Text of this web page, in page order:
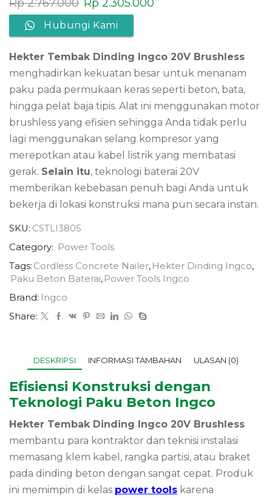
Hubungi Kami
Hekter Tembak Dinding Ingco 20V Brushless
menghadirkan kekuatan besar untuk menanam
paku pada permukaan keras seperti beton, bata,
hingga pelat baja tipis. Alat ini menggunakan motor
brushless yang efisien sehingga Anda tidak perlu
lagi menggunakan selang kompresor yang
merepotkan atau kabel listrik yang membatasi
gerak. Selain itu, teknologi baterai 20V
memberikan kebebasan penuh bagi Anda untuk
bekerja di lokasi konstruksi mana pun secara instan.
SKU: CSTLI3805
Category: Power Tools
Tags: Cordless Concrete Nailer, Hekter Dinding Ingco,
Paku Beton Baterai, Power Tools Ingco
Brand: Ingco
Share:
DESKRIPSI INFORMASI TAMBAHAN ULASAN (0)
Efisiensi Konstruksi dengan
Teknologi Paku Beton Ingco
Hekter Tembak Dinding Ingco 20V Brushless
membantu para kontraktor dan teknisi instalasi
memasang klem kabel, rangka partisi, atau braket
pada dinding beton dengan sangat cepat. Produk
ini memimpin di kelas power tools karena